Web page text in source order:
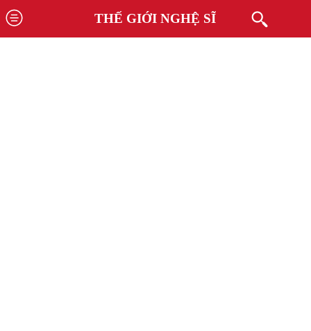
THẾ GIỚI NGHỆ SĨ